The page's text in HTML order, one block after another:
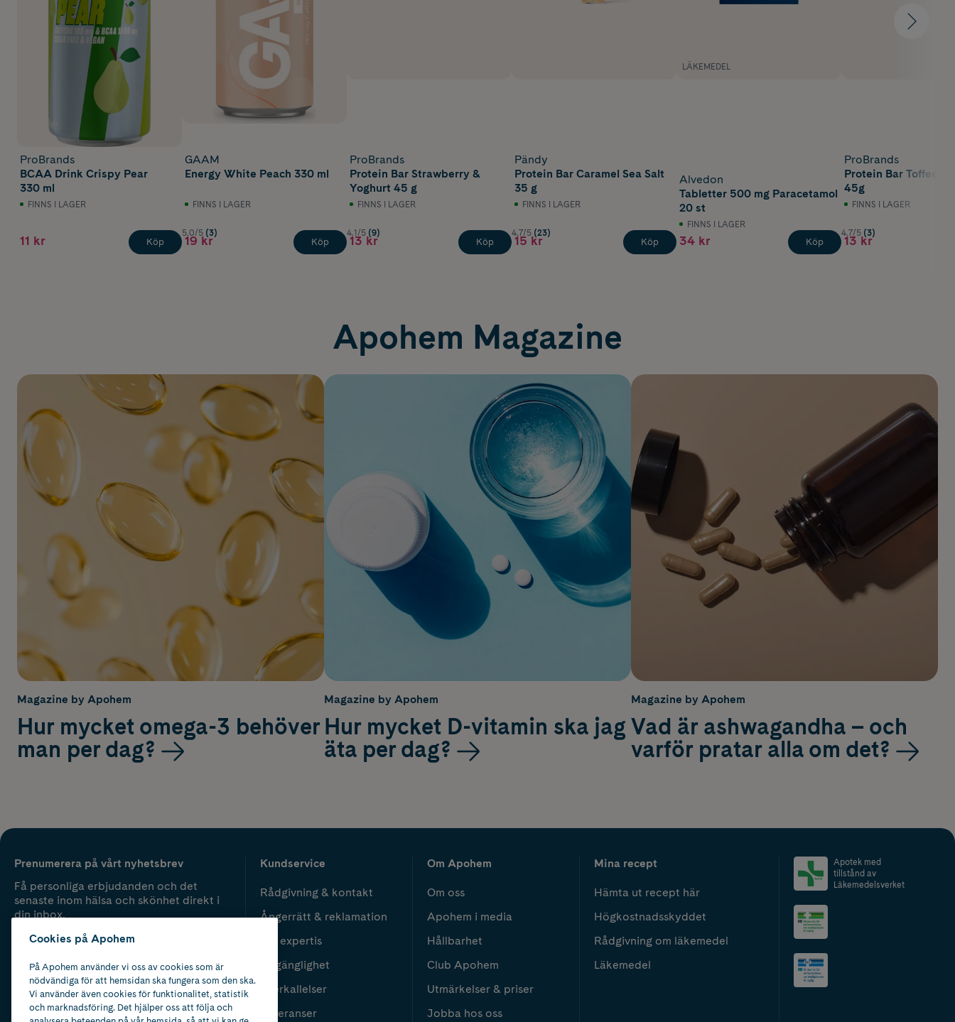
ProBrands
BCAA Drink Crispy Pear
330 ml
FINNS I LAGER
11 kr Köp
GAAM
Energy White Peach 330 ml
FINNS I LAGER
5.0/5 (3)
19 kr Köp
ProBrands
Protein Bar Strawberry &
Yoghurt 45 g
FINNS I LAGER
4.1/5 (9)
13 kr Köp
Pändy
Protein Bar Caramel Sea Salt
35 g
FINNS I LAGER
4.7/5 (23)
15 kr Köp
LÄKEMEDEL
Alvedon
Tabletter 500 mg Paracetamol
20 st
FINNS I LAGER
34 kr Köp
ProBrands
Protein Bar Toffee &
45g
FINNS I LAGER
4.7/5 (3)
13 kr
Apohem Magazine
Magazine by Apohem
Hur mycket omega-3 behöver
man per dag?
Magazine by Apohem
Hur mycket D-vitamin ska jag
äta per dag?
Magazine by Apohem
Vad är ashwagandha – och
varför pratar alla om det?
Prenumerera på vårt nyhetsbrev
Få personliga erbjudanden och det
senaste inom hälsa och skönhet direkt i
din inbox.
Kundservice
Rådgivning & kontakt
Ångerrätt & reklamation
Vår expertis
Tillgänglighet
Återkallelser
Leveranser
Om Apohem
Om oss
Apohem i media
Hållbarhet
Club Apohem
Utmärkelser & priser
Jobba hos oss
Mina recept
Hämta ut recept här
Högkostnadsskyddet
Rådgivning om läkemedel
Läkemedel
Apotek med
tillstånd av
Läkemedelsverket
Cookies på Apohem
På Apohem använder vi oss av cookies som är
nödvändiga för att hemsidan ska fungera som den ska.
Vi använder även cookies för funktionalitet, statistik
och marknadsföring. Det hjälper oss att följa och